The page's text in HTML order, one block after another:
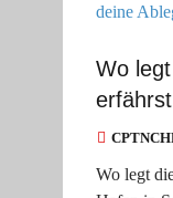
Wo
Wo legt